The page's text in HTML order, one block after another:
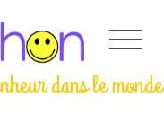
dans le monde